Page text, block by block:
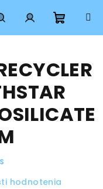
HľadaťPrihlásenie
košík
hodnotenia